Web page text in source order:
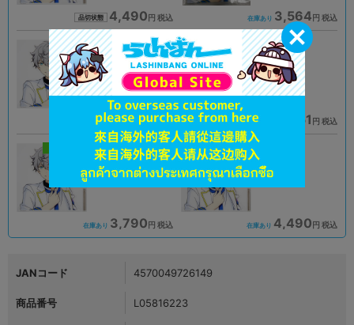
品切状態 4,490円 税込 在庫あり 3,564円 税込
状態 :A
柏モディ店
在庫あり 4,554円 税込
状態 :A
姫路店
在庫あり 3,051 円 税込
状態 :B
オンライン
在庫あり 3,790円 税込
秋葉原店新館
在庫あり 4,490円 税込
JANコード 4570049726149
商品番号 L05816223